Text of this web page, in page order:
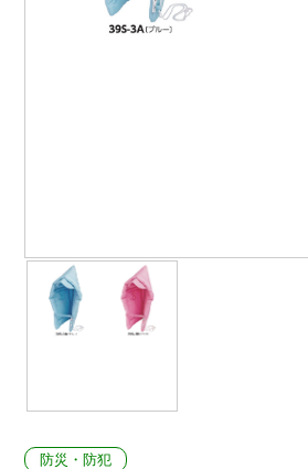
防災・防犯